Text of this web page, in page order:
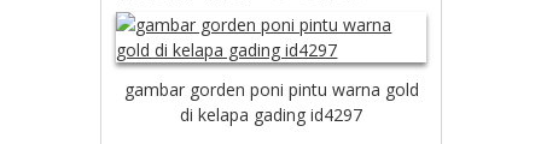
gambar gorden poni pintu warna gold
di kelapa gading id4297